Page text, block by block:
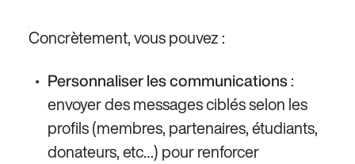
Concrètement, vous pouvez :
Personnaliser les communications:
envoyer des messages ciblés selon les
profils (membres, partenaires, étudiants,
donateurs, etc…) pour renforcer